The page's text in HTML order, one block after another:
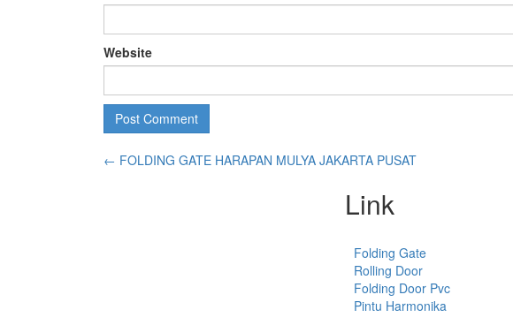
Website
← FOLDING GATE HARAPAN MULYA JAKARTA PUSAT
Link
Folding Gate
Rolling Door
Folding Door Pvc
Pintu Harmonika